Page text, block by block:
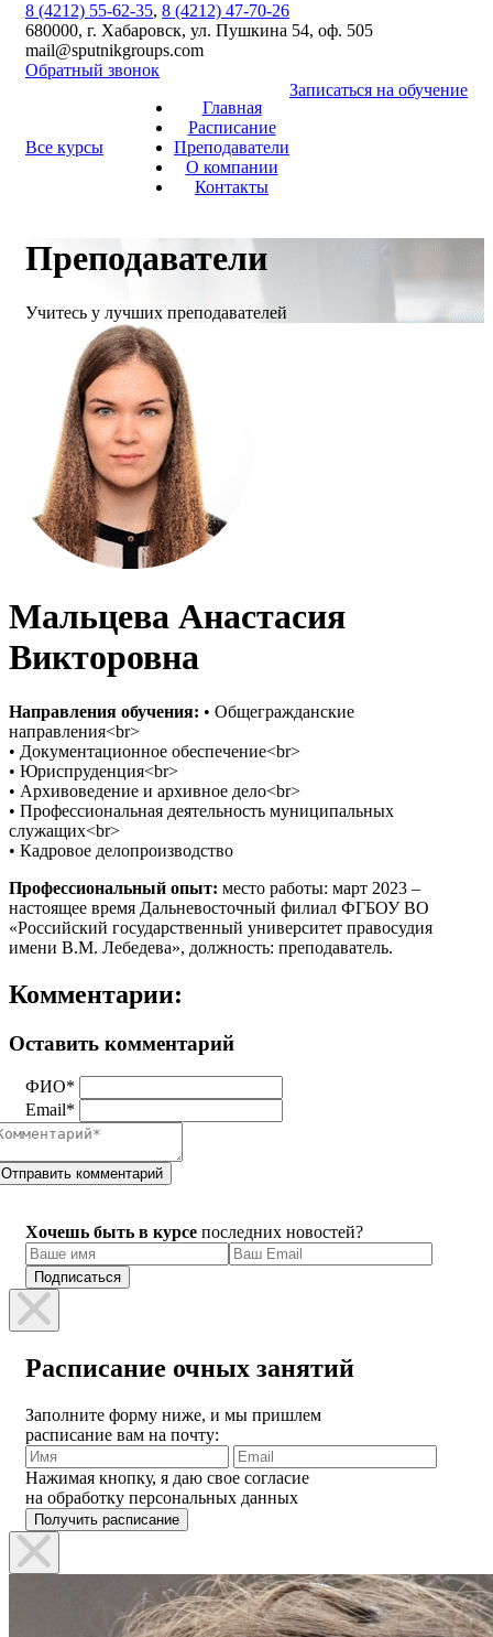
8 (4212) 55-62-35, 8 (4212) 47-70-26
680000, г. Хабаровск, ул. Пушкина 54, оф. 505
mail@sputnikgroups.com
Обратный звонок
Все курсы
Главная
Расписание
Преподаватели
О компании
Контакты
Записаться на обучение
Преподаватели
Учитесь у лучших преподавателей
Мальцева Анастасия
Викторовна
Направления обучения: • Общегражданские
направления<br>
• Документационное обеспечение<br>
• Юриспруденция<br>
• Архивоведение и архивное дело<br>
• Профессиональная деятельность муниципальных
служащих<br>
• Кадровое делопроизводство
Профессиональный опыт: место работы: март 2023 –
настоящее время Дальневосточный филиал ФГБОУ ВО
«Российский государственный университет правосудия
имени В.М. Лебедева», должность: преподаватель.
Комментарии:
Оставить комментарий
ФИО*
Email*
Отправить комментарий
Хочешь быть в курсе последних новостей?
Расписание очных занятий
Заполните форму ниже, и мы пришлем
расписание вам на почту:
Нажимая кнопку, я даю свое согласие
на обработку персональных данных